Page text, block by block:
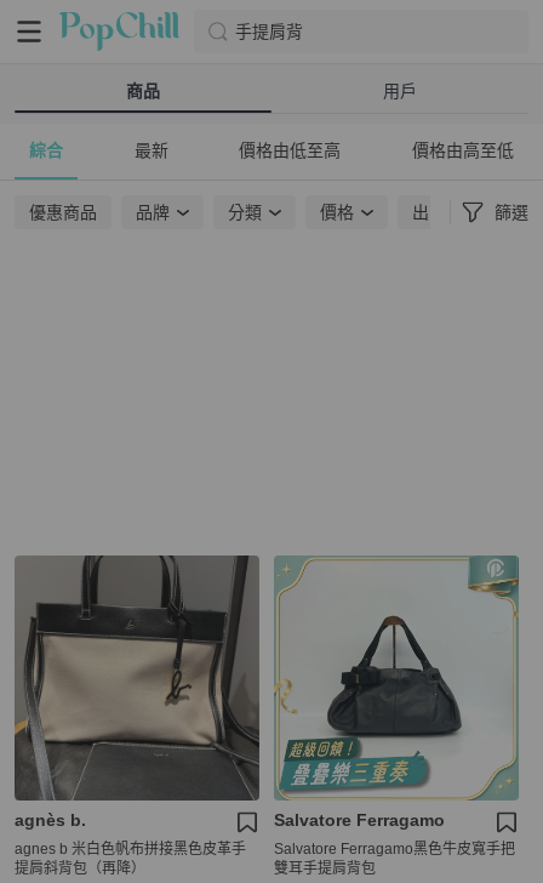
手提肩背
商品 用戶
綜合 最新 價格由低至高 價格由高至低
優惠商品 品牌 分類 價格 出貨地點 篩選
agnès b.
agnes b 米白色帆布拼接黑色皮革手
提肩斜背包（再降）
Salvatore Ferragamo
Salvatore Ferragamo黑色牛皮寬手把
雙耳手提肩背包